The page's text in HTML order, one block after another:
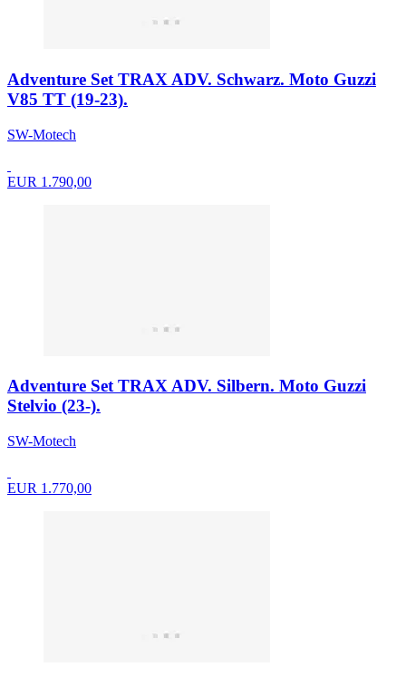
Adventure Set TRAX ADV. Schwarz. Moto Guzzi
V85 TT (19-23).
SW-Motech
EUR 1.790,00
Adventure Set TRAX ADV. Silbern. Moto Guzzi
Stelvio (23-).
SW-Motech
EUR 1.770,00